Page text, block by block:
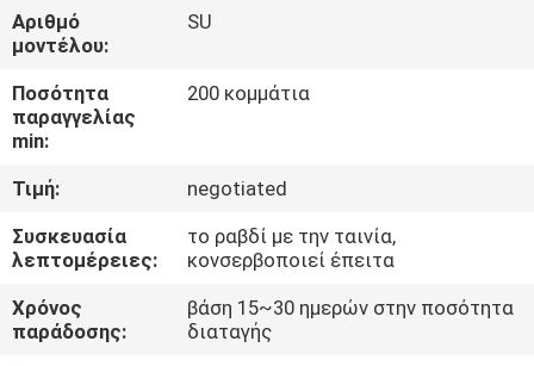
ΠΟΙΟΤΙΚΌΣ
ΈΛΕΓΧΟΣ
ΜΑΣ
ΕΛΆΤΕ
ΣΕ
ΕΠΑΦΉ
ΜΕ
Αριθμό
μοντέλου:
SU
Ποσότητα
παραγγελίας
min:
200 κομμάτια
Τιμή:
negotiated
Συσκευασία
λεπτομέρειες:
το ραβδί με την ταινία,
κονσερβοποιεί έπειτα
Χρόνος
παράδοσης:
βάση 15~30 ημερών στην ποσότητα
διαταγής